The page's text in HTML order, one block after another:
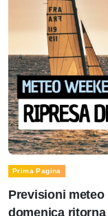
Prima Pagina
Previsioni meteo
domenica